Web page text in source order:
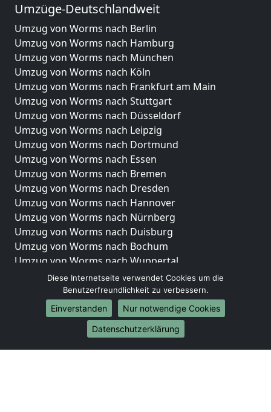
Umzüge-Deutschlandweit
Umzug von Worms nach Berlin
Umzug von Worms nach Hamburg
Umzug von Worms nach München
Umzug von Worms nach Köln
Umzug von Worms nach Frankfurt am Main
Umzug von Worms nach Stuttgart
Umzug von Worms nach Düsseldorf
Umzug von Worms nach Leipzig
Umzug von Worms nach Dortmund
Umzug von Worms nach Essen
Umzug von Worms nach Bremen
Umzug von Worms nach Dresden
Umzug von Worms nach Hannover
Umzug von Worms nach Nürnberg
Umzug von Worms nach Duisburg
Umzug von Worms nach Bochum
Umzug von Worms nach Wuppertal
Umzug von Worms nach Bielefeld
Umzug von Worms nach Bonn
Umzug von Worms nach Münster
Internationale-Umzüge
Umzug von Worms nach Brasilien
Diese Internetseite verwendet Cookies um die
Benutzerfreundlichkeit zu verbessern.
Einverstanden
Nur notwendige Cookies
Datenschutzerklärung